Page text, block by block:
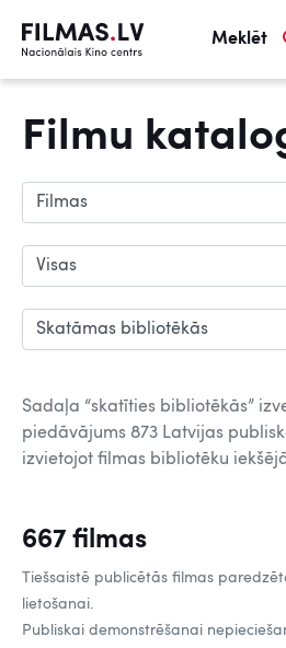
Meklēt
Filmu
Sadaļa “skatīties bibliotēkās”
piedāvājums 873 Latvijas
izvietojot filmas bibliotēku
667 filmas
Tiešsaistē publicētās filmas
lietošanai.
Publiskai demonstrēšanai